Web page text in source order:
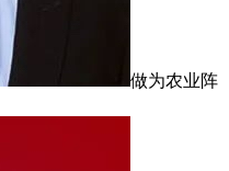
做为农业阵